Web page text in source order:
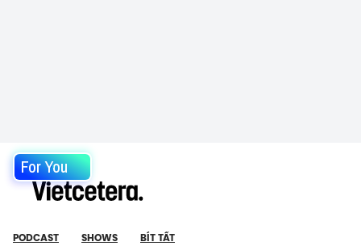
For You
PODCAST SHOWS BÍT TẤT